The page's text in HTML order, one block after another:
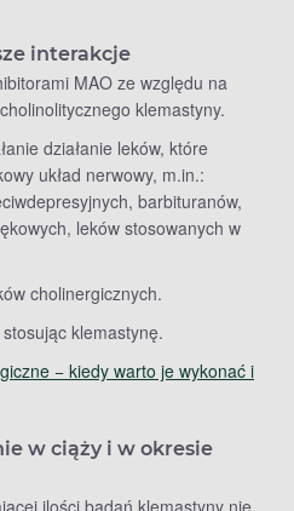
interakcje
MAO ze względu na
klemastyny.
działanie leków, które
układ nerwowy, m.in.:
barbituranów,
leków stosowanych w
cholinergicznych.
klemastynę.
− kiedy warto je wykonać i
w ciąży i w okresie
ilości badań klemastyny nie